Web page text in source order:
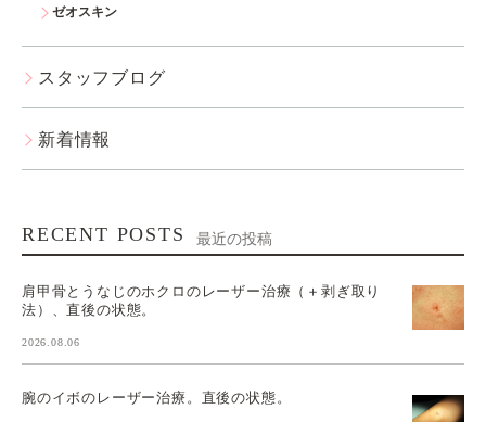
ゼオスキン
スタッフブログ
新着情報
RECENT POSTS 最近の投稿
肩甲骨とうなじのホクロのレーザー治療（＋剥ぎ取り
法）、直後の状態。
2026.08.06
腕のイボのレーザー治療。直後の状態。